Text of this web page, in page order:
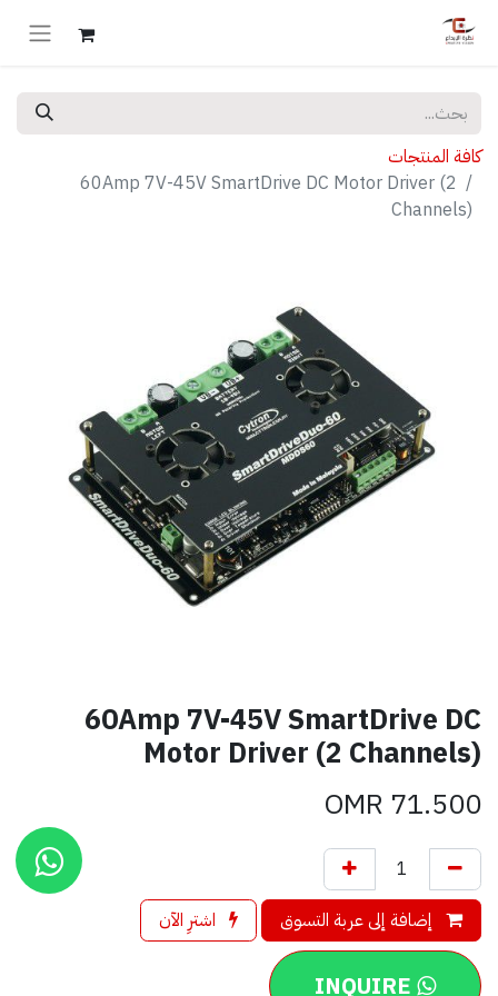
كافة المنتجات
60Amp 7V-45V SmartDrive DC Motor Driver (2
Channels)
60Amp 7V-45V SmartDrive DC
Motor Driver (2 Channels)
71.500
إضافة إلى عربة التسوق اشترِ الآن
INQUIRE